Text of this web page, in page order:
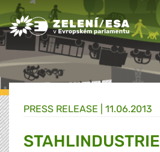
Greens/EFA Home
PRESS RELEASE | 11.06.2013
STAHLINDUSTRIE